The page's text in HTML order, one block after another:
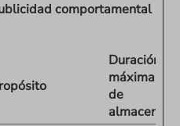
comportamental
Duración
máxima
de